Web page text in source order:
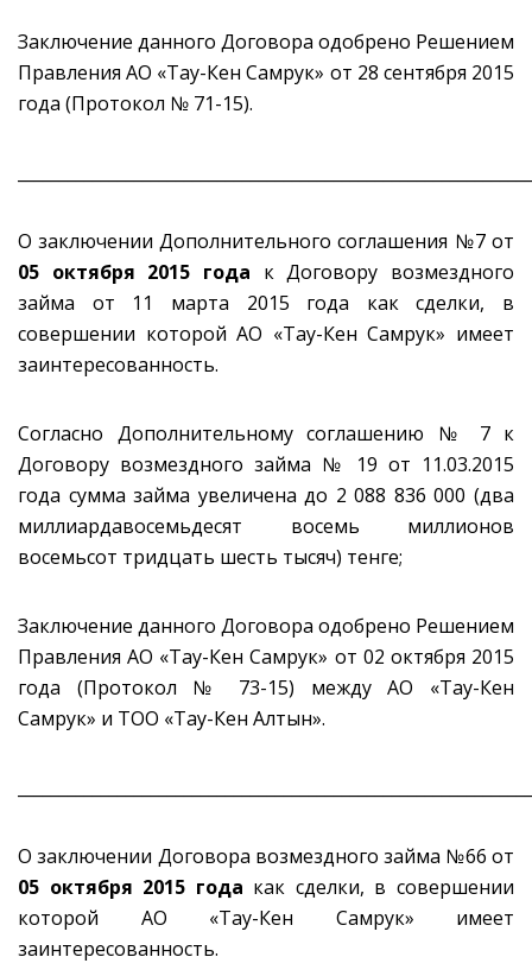
Заключение данного Договора одобрено Решением
Правления АО «Тау-Кен Самрук» от 28 сентября 2015
года (Протокол № 71-15).
О заключении Дополнительного соглашения №7 от
05 октября 2015 года к Договору возмездного
займа от 11 марта 2015 года как сделки, в
совершении которой АО «Тау-Кен Самрук» имеет
заинтересованность.
Согласно Дополнительному соглашению № 7 к
Договору возмездного займа № 19 от 11.03.2015
года сумма займа увеличена до 2 088 836 000 (два
миллиардавосемьдесят восемь миллионов
восемьсот тридцать шесть тысяч) тенге;
Заключение данного Договора одобрено Решением
Правления АО «Тау-Кен Самрук» от 02 октября 2015
года (Протокол № 73-15) между АО «Тау-Кен
Самрук» и ТОО «Тау-Кен Алтын».
О заключении Договора возмездного займа №66 от
05 октября 2015 года как сделки, в совершении
которой АО «Тау-Кен Самрук» имеет
заинтересованность.